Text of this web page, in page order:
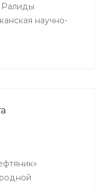
Ралиды
научно-
и питание